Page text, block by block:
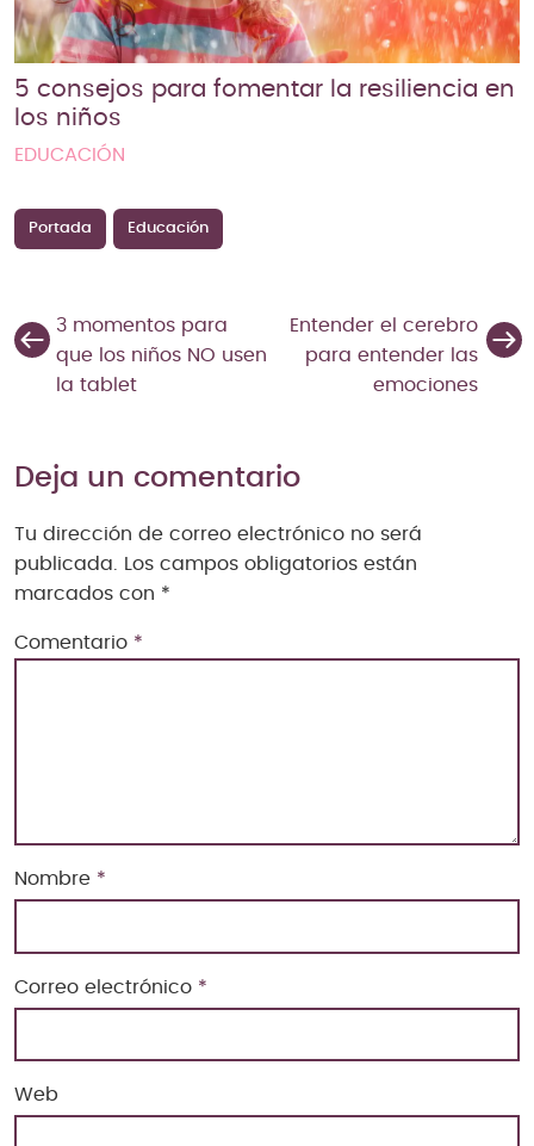
5 consejos para fomentar la resiliencia en
los niños
EDUCACIÓN
Portada Educación
3 momentos para
que los niños NO usen
la tablet
Entender el cerebro
para entender las
emociones
Deja un comentario
Tu dirección de correo electrónico no será
publicada.
Los campos obligatorios están
marcados con *
Comentario *
Nombre *
Correo electrónico *
Web